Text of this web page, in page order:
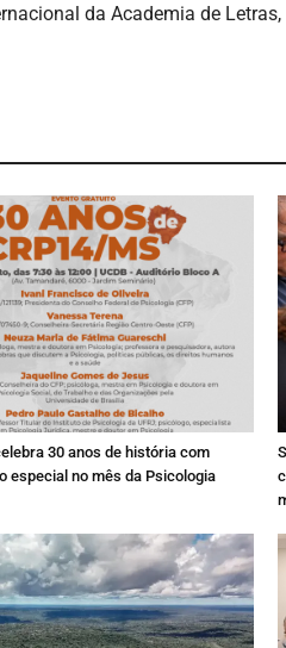
da Academia de
30 anos de história com
especial no mês da Psicologia